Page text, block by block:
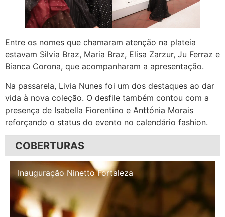
Entre os nomes que chamaram atenção na plateia
estavam Silvia Braz, Maria Braz, Elisa Zarzur, Ju Ferraz e
Bianca Corona, que acompanharam a apresentação.
Na passarela, Livia Nunes foi um dos destaques ao dar
vida à nova coleção. O desfile também contou com a
presença de Isabella Fiorentino e Anttónia Morais
reforçando o status do evento no calendário fashion.
COBERTURAS
Inauguração Illa Café